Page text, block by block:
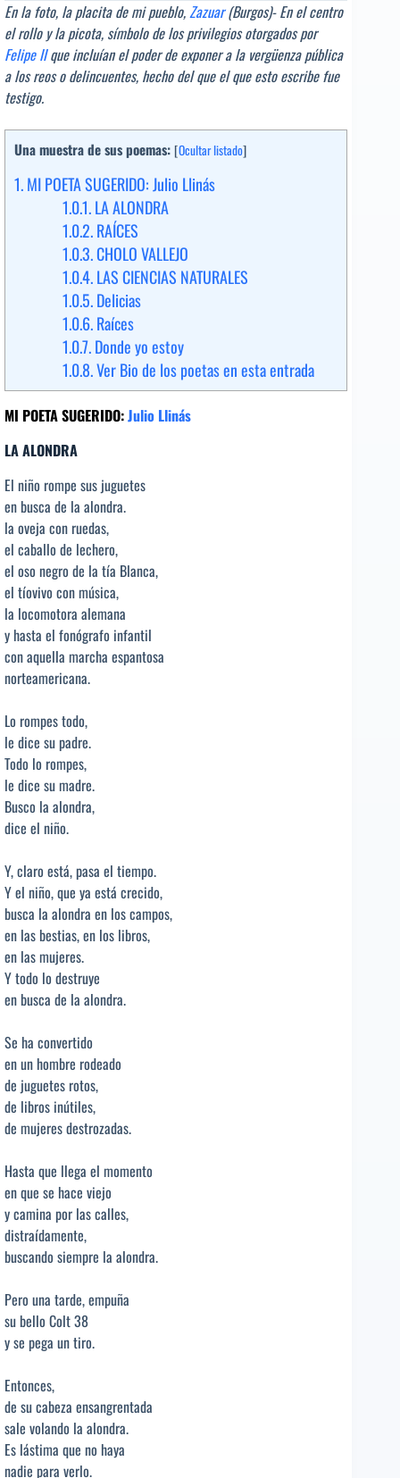
En la foto, la placita de mi pueblo,Zazuar(Burgos)- En el centro
el rollo y la picota, símbolo de los privilegios otorgados por
Felipe IIque incluían el poder de exponer a la vergüenza pública
a los reos o delincuentes, hecho del que el que esto escribe fue
testigo.
Una muestra de sus poemas: [Ocultar listado]
1.MI POETA SUGERIDO: Julio Llinás
1.0.1.LA ALONDRA
1.0.2.RAÍCES
1.0.3.CHOLO VALLEJO
1.0.4.LAS CIENCIAS NATURALES
1.0.5.Delicias
1.0.6.Raíces
1.0.7.Donde yo estoy
1.0.8.Ver Bio de los poetas en esta entrada
MI POETA SUGERIDO:Julio Llinás
LA ALONDRA
El niño rompe sus juguetes
en busca de la alondra.
la oveja con ruedas,
el caballo de lechero,
el oso negro de la tía Blanca,
el tíovivo con música,
la locomotora alemana
y hasta el fonógrafo infantil
con aquella marcha espantosa
norteamericana.
Lo rompes todo,
le dice su padre.
Todo lo rompes,
le dice su madre.
Busco la alondra,
dice el niño.
Y, claro está, pasa el tiempo.
Y el niño, que ya está crecido,
busca la alondra en los campos,
en las bestias, en los libros,
en las mujeres.
Y todo lo destruye
en busca de la alondra.
Se ha convertido
en un hombre rodeado
de juguetes rotos,
de libros inútiles,
de mujeres destrozadas.
Hasta que llega el momento
en que se hace viejo
y camina por las calles,
distraídamente,
buscando siempre la alondra.
Pero una tarde, empuña
su bello Colt 38
y se pega un tiro.
Entonces,
de su cabeza ensangrentada
sale volando la alondra.
Es lástima que no haya
nadie para verlo.